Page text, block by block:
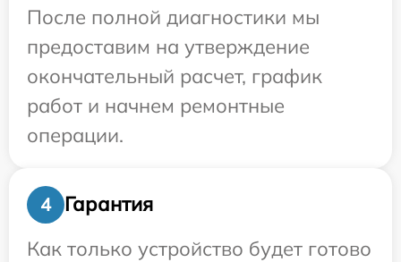
После полной диагностики мы
предоставим на утверждение
окончательный расчет, график
работ и начнем ремонтные
операции.
4
Гарантия
Как только устройство будет готово